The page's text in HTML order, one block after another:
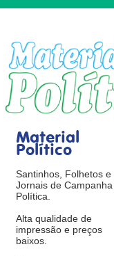
Material
Político
Santinhos, Folhetos e
Jornais de Campanha
Política.
Alta qualidade de
impressão e preços
baixos.